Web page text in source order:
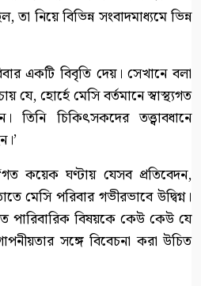
তা নিয়ে বিভিন্ন সংবাদমাধ্যমে ভিন্ন
একটি বিবৃতি দেয়। সেখানে বলা
যে, হোর্হে মেসি বর্তমানে স্বাস্থ্যগত
তিনি চিকিৎসকদের তত্ত্বাবধানে
কয়েক ঘণ্টায় যেসব প্রতিবেদন,
মেসি পরিবার গভীরভাবে উদ্বিগ্ন।
পারিবারিক বিষয়কে কেউ কেউ যে
সঙ্গে বিবেচনা করা উচিত